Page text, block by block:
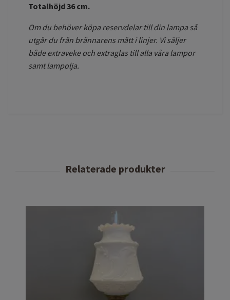
Totalhöjd 36 cm.
Om du behöver köpa reservdelar till din lampa så
utgår du från brännarens mått i linjer. Vi säljer
både extraveke och extraglas till alla våra lampor
samt lampolja.